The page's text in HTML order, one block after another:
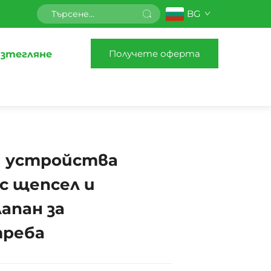
BG
Получете оферта
устройства
щепсел и
за